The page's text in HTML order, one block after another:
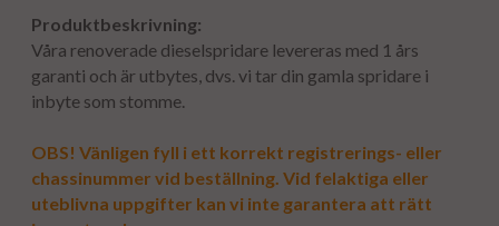
Produktbeskrivning:
Våra renoverade dieselspridare levereras med 1 års
garanti och är utbytes, dvs. vi tar din gamla spridare i
inbyte som stomme.
OBS! Vänligen fyll i ett korrekt registrerings- eller
chassinummer vid beställning. Vid felaktiga eller
uteblivna uppgifter kan vi inte garantera att rätt